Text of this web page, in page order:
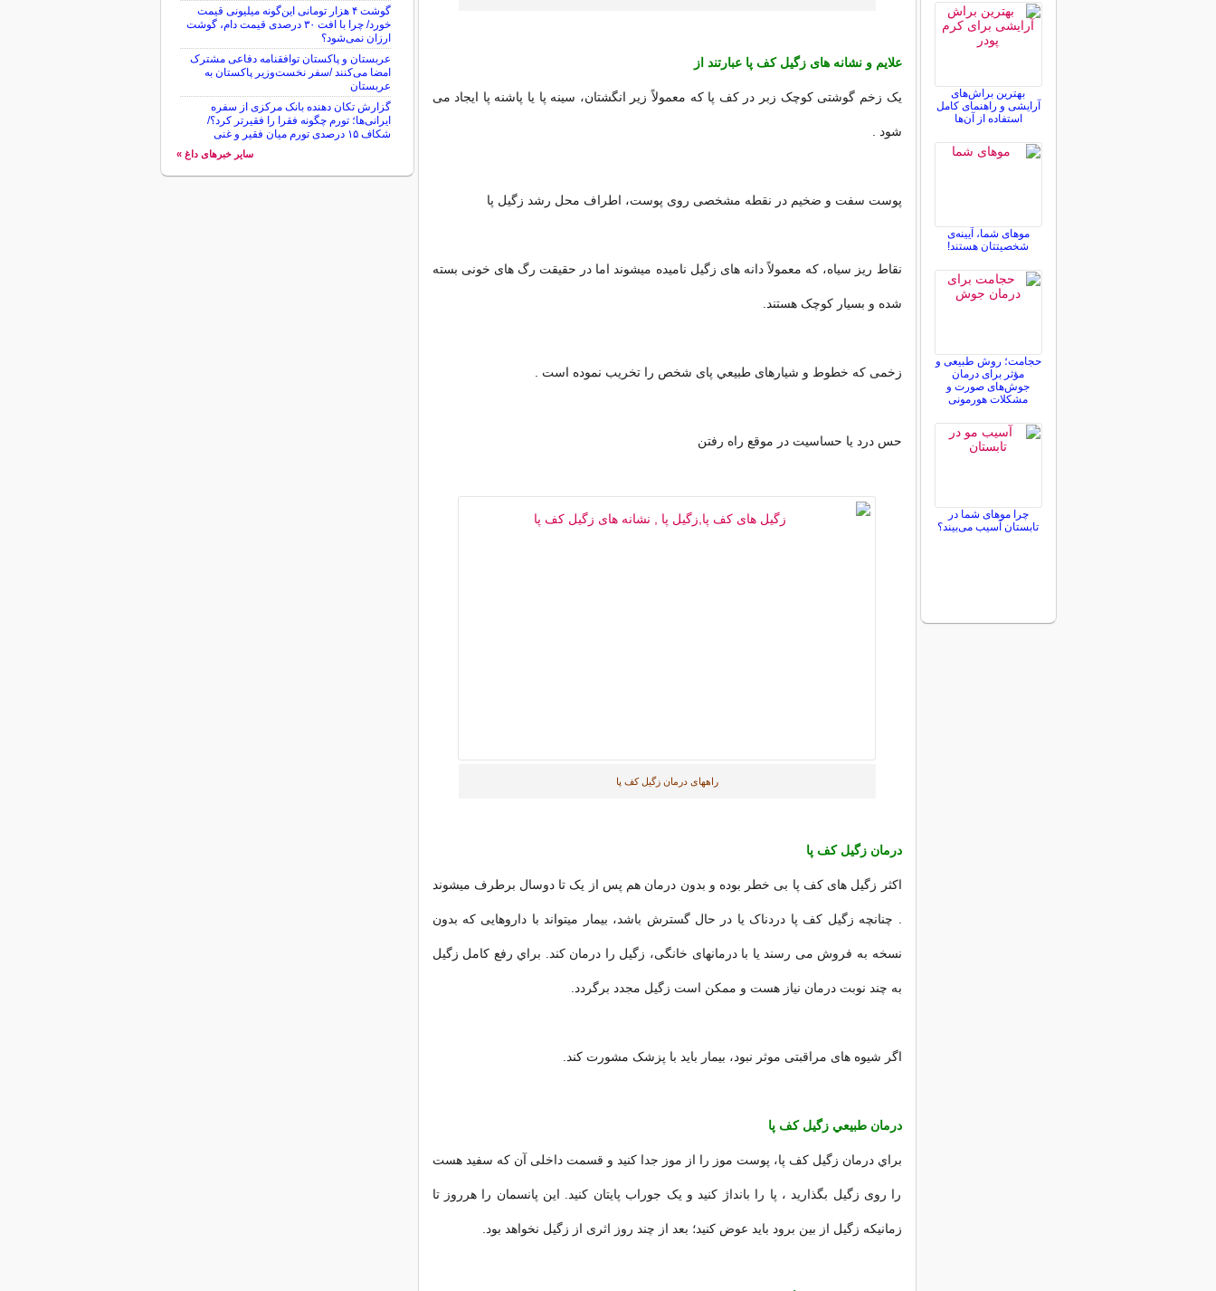
علایم و نشانه های زگیل کف پا عبارتند از
یک زخم گوشتی کوچک زبر در کف پا که معمولاً زیر انگشتان، سینه پا یا پاشنه پا ایجاد می
شود .
پوست سفت و ضخیم در نقطه مشخصی روی پوست، اطراف محل رشد زگیل پا
نقاط ریز سیاه، که معمولاً دانه های زگیل نامیده میشوند اما در حقیقت رگ های خونی بسته
شده و بسیار کوچک هستند.
زخمی که خطوط و شیارهای طبيعي پای شخص را تخریب نموده است .
حس درد یا حساسیت در موقع راه رفتن
راههای درمان زگیل کف پا
درمان زگیل کف پا
اکثر زگیل های کف پا بی خطر بوده و بدون درمان هم پس از یک تا دوسال برطرف میشوند
. چنانچه زگیل کف پا دردناک یا در حال گسترش باشد، بیمار میتواند با داروهایی که بدون
نسخه به فروش می رسند یا با درمانهای خانگی، زگیل را درمان کند. براي رفع کامل زگیل
به چند نوبت درمان نیاز هست و ممکن است زگیل مجدد برگردد.
اگر شیوه های مراقبتی موثر نبود، بیمار باید با پزشک مشورت کند.
درمان طبيعيزگیل کف پا
براي درمان زگیل کف پا، پوست موز را از موز جدا کنید و قسمت داخلی آن که سفید هست
را روی زگیل بگذارید ، پا را بانداژ کنید و یک جوراب پایتان کنید. این پانسمان را هرروز تا
زمانیکه زگیل از بین برود باید عوض کنید؛ بعد از چند روز اثری از زگیل نخواهد بود.
بهترین براش‌های
آرایشی و راهنمای کامل
استفاده از آن‌ها
موهای شما، آیینه‌ی
شخصیتتان هستند!
حجامت؛ روش طبیعی و
مؤثر برای درمان
جوش‌های صورت و
مشکلات هورمونی
چرا موهای شما در
تابستان آسیب می‌بیند؟
گوشت ۴ هزار تومانی این‌گونه میلیونی قیمت
خورد/ چرا با افت ۳۰ درصدی قیمت دام، گوشت
ارزان نمی‌شود؟
عربستان و پاکستان توافقنامه دفاعی مشترک
امضا می‌کنند /سفر نخست‌وزیر پاکستان به
عربستان
گزارش تکان‌ دهنده بانک مرکزی از سفره
ایرانی‌ها؛ تورم چگونه فقرا را فقیرتر کرد؟/
شکاف ۱۵ درصدی تورم میان فقیر و غنی
سایر خبرهای داغ »